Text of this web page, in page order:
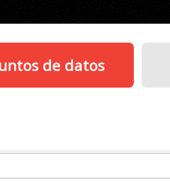
de datos